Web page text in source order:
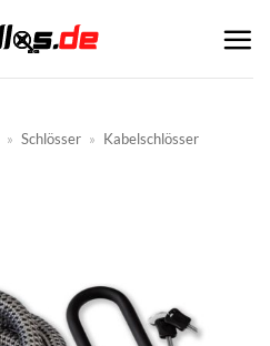
» Schlösser » Kabelschlösser